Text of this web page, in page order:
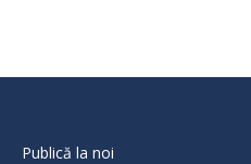
Publică la noi